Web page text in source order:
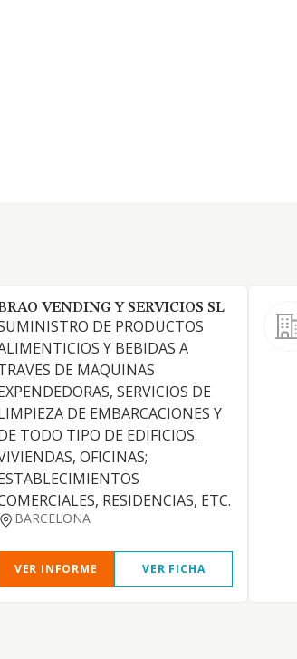
VENDING Y SERVICIOS SL
DE PRODUCTOS
Y BEBIDAS A
DE MAQUINAS
SERVICIOS DE
DE EMBARCACIONES Y
TODO TIPO DE EDIFICIOS.
OFICINAS;
RESIDENCIAS, ETC.
BARCELONA
VER INFORME VER FICHA